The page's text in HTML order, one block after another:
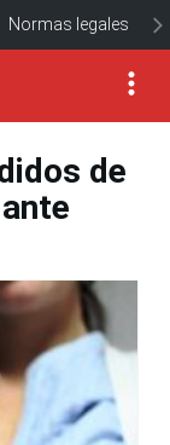
Normas legales
de